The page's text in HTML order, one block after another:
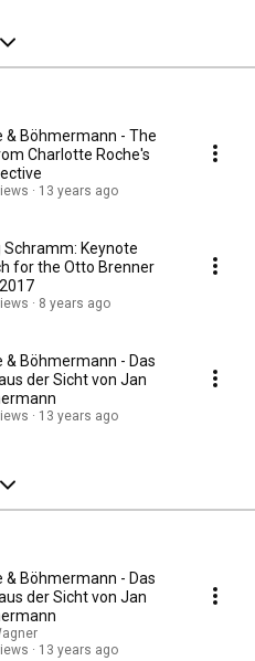
& Böhmermann - The
Charlotte Roche's
13 years ago
Schramm: Keynote
for the Otto Brenner
8 years ago
& Böhmermann - Das
der Sicht von Jan
13 years ago
& Böhmermann - Das
der Sicht von Jan
13 years ago